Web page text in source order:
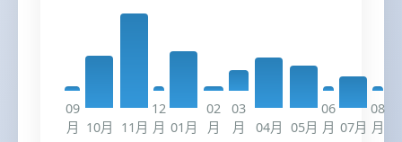
09
月 10月 11月
12
月 01月
02
月
03
月
04月 05月
06
月 07月
08
月